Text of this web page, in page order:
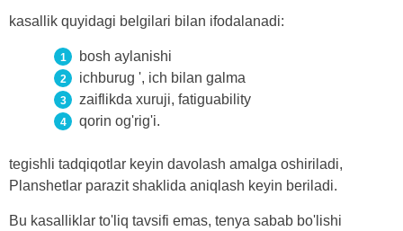
kasallik quyidagi belgilari bilan ifodalanadi:
bosh aylanishi
ichburug ', ich bilan galma
zaiflikda xuruji, fatiguability
qorin og'rig'i.
tegishli tadqiqotlar keyin davolash amalga oshiriladi,
Planshetlar parazit shaklida aniqlash keyin beriladi.
Bu kasalliklar to'liq tavsifi emas, tenya sabab bo'lishi